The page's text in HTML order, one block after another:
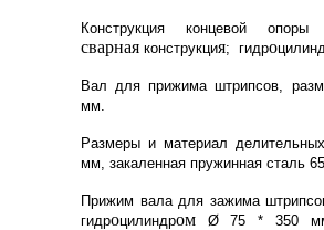
Конструкция концевой
сварная конструкция; гидро
Вал для прижима штрипсов,
мм.
Размеры и материал
мм, закаленная пружинная сталь
Прижим вала для зажима
гидроцилиндром Ø 75 * 350